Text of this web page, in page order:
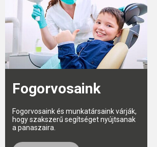
Fogorvosaink
Fogorvosaink és munkatársaink várják,
hogy szakszerű segítséget nyújtsanak
a panaszaira.